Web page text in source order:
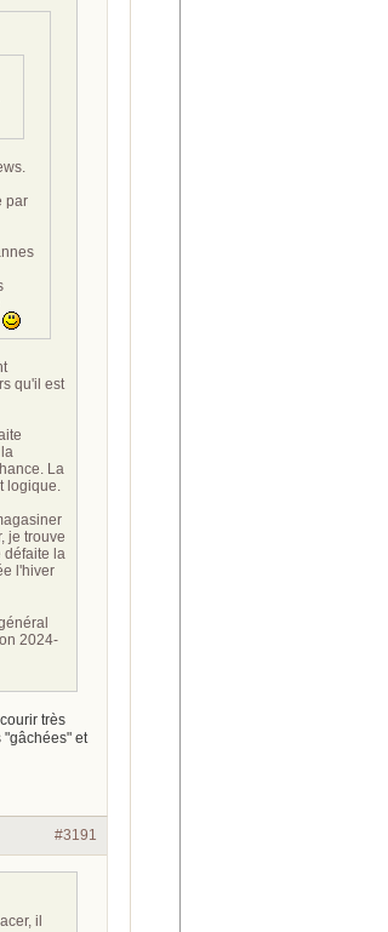
par
qu'il est
La
logique.
je trouve
défaite la
l'hiver
2024-
très
"gâchées" et
#3191
il